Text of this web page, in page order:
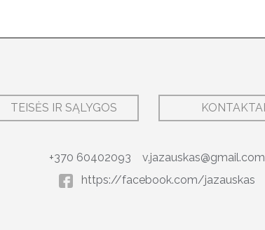
TEISĖS IR SĄLYGOS KONTAKTAI
+370 60402093 v.jazauskas@gmail.com
https://facebook.com/jazauskas